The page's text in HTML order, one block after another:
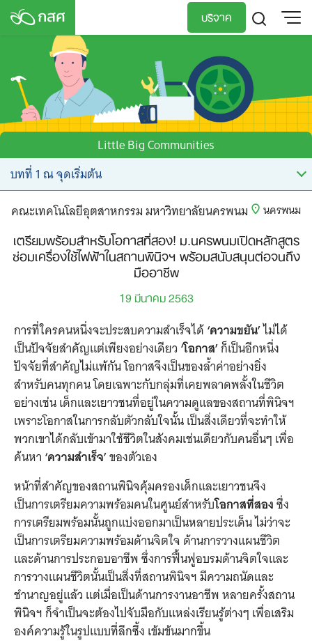
Skip
บริจาค
Little Big Communities
คณะเทคโนโลยีอุตสาหกรรม มหาวิทยาลัยนครพนม นครพนม
เตรียมพร้อมสำหรับโอกาสที่สอง! ม.นครพนมเปิดหลักสูตร
ซ่อมเครื่องใช้ไฟฟ้าในสถานพินิจฯ พร้อมสนับสนุนต่อจนถึง
มืออาชีพ
19 มีนาคม 2563
การที่ใครคนหนึ่งจะประสบความสำเร็จได้‘ความขยัน’ไม่ได้
เป็นปัจจัยสำคัญแต่เพียงอย่างเดียว ‘โอกาส’ก็เป็นอีกหนึ่ง
ปัจจัยที่สำคัญไม่แพ้กัน โอกาสจึงเป็นของล้ำค่าอย่างยิ่ง
สำหรับคนทุกคน โดยเฉพาะกับกลุ่มที่เคยพลาดพลั้งในชีวิต
อย่างเช่น เด็กและเยาวชนที่อยู่ในความดูแลของสถานที่พินิจฯ
เพราะโอกาสในการกลับตัวกลับใจนั้น เป็นสิ่งเดียวที่จะทำให้
พวกเขาได้กลับเข้ามาใช้ชีวิตในสังคมเช่นเดียวกับคนอื่นๆ เพื่อ
ค้นหา ‘ความสำเร็จ’ของตัวเอง
หน้าที่สำคัญของสถานพินิจคุ้มครองเด็กและเยาวชนจึง
เป็นการเตรียมความพร้อมคนในศูนย์สำหรับโอกาสที่สองซึ่ง
การเตรียมพร้อมนั้นถูกแบ่งออกมาเป็นหลายประเด็น ไม่ว่าจะ
เป็นการเตรียมความพร้อมด้านจิตใจ ด้านการวางแผนชีวิต
และด้านการประกอบอาชีพ ซึ่งการฟื้นฟูอบรมด้านจิตใจและ
การวางแผนชีวิตนั้นเป็นสิ่งที่สถานพินิจฯ มีความถนัดและ
ชำนาญอยู่แล้ว แต่เมื่อเป็นด้านการงานอาชีพ หลายครั้งสถาน
พินิจฯ ก็จำเป็นจะต้องไปจับมือกับแหล่งเรียนรู้ต่างๆ เพื่อเสริม
องค์ความรู้ในรูปแบบที่ลึกซึ้ง เข้มข้นมากขึ้น